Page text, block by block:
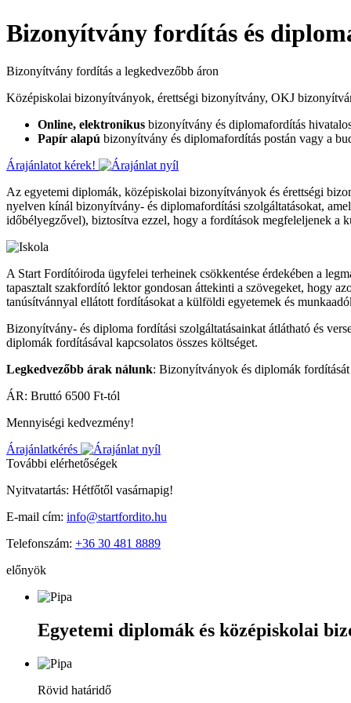
Bizonyítvány fordítás és
Bizonyítvány fordítás a legkedvezőbb áron
Középiskolai bizonyítványok, érettségi bizonyítvány, OKJ
Online, elektronikus bizonyítvány és diplomafordítás
Papír alapú bizonyítvány és diplomafordítás postán vagy a
Árajánlatot kérek!
Az egyetemi diplomák, középiskolai bizonyítványok és érettségi
nyelven kínál bizonyítvány- és diplomafordítási szolgáltatásokat,
időbélyegzővel), biztosítva ezzel, hogy a fordítások megfeleljenek a
A Start Fordítóiroda ügyfelei terheinek csökkentése érdekében a
tapasztalt szakfordító lektor gondosan áttekinti a szövegeket, hogy
tanúsítvánnyal ellátott fordításokat a külföldi egyetemek és
Bizonyítvány- és diploma fordítási szolgáltatásainkat átlátható és
diplomák fordításával kapcsolatos összes költséget.
Legkedvezőbb árak nálunk: Bizonyítványok és diplomák
ÁR: Bruttó 6500 Ft-tól
Mennyiségi kedvezmény!
Árajánlatkérés
További elérhetőségek
Nyitvatartás: Hétfőtől vasárnapig!
E-mail cím: info@startfordito.hu
Telefonszám: +36 30 481 8889
előnyök
Egyetemi diplomák és középiskolai
Rövid határidő